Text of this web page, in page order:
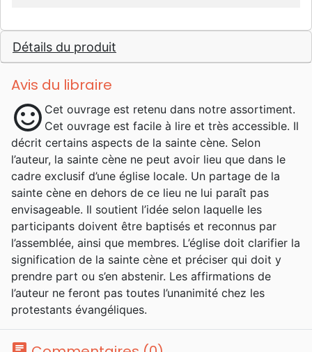
Détails du produit
Avis du libraire
sentiment_satisfied Cet ouvrage est retenu dans notre assortiment.
Cet ouvrage est facile à lire et très accessible. Il
décrit certains aspects de la sainte cène. Selon
l’auteur, la sainte cène ne peut avoir lieu que dans le
cadre exclusif d’une église locale. Un partage de la
sainte cène en dehors de ce lieu ne lui paraît pas
envisageable. Il soutient l’idée selon laquelle les
participants doivent être baptisés et reconnus par
l’assemblée, ainsi que membres. L’église doit clarifier la
signification de la sainte cène et préciser qui doit y
prendre part ou s’en abstenir. Les affirmations de
l’auteur ne feront pas toutes l’unanimité chez les
protestants évangéliques.